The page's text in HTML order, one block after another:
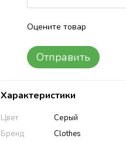
Оцените товар
Отправить
Характеристики
Цвет
Серый
Бренд
Clothes